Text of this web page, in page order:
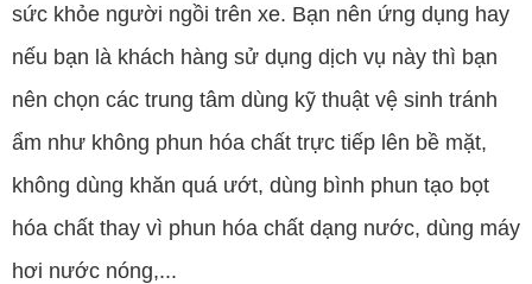
sức khỏe người ngồi trên xe. Bạn nên ứng dụng hay
nếu bạn là khách hàng sử dụng dịch vụ này thì bạn
nên chọn các trung tâm dùng kỹ thuật vệ sinh tránh
ẩm như không phun hóa chất trực tiếp lên bề mặt,
không dùng khăn quá ướt, dùng bình phun tạo bọt
hóa chất thay vì phun hóa chất dạng nước, dùng máy
hơi nước nóng,...